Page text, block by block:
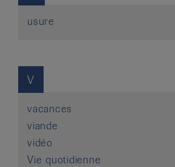
usure
V
vacances
viande
vidéo
Vie quotidienne